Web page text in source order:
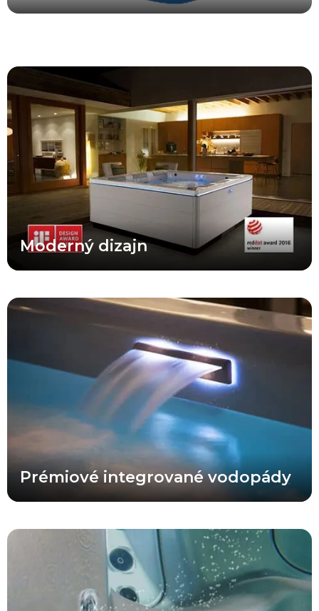
Moderný dizajn
STIL™ sa vyznačuje čistými líniami a moderným dizajnovým
štýlom, aký dnes nenájdete v žiadnej inej vírivke na trhu. Jej
nenápadná elegancia skrášli každý domov, no rovnako prirodzene
zapadne aj do najvýnimočnejších moderných architektonických a
záhradných projektov. STIL™ je závanom čerstvého vzduchu pre
váš domov aj vašu relaxáciu.
Prémiové integrované vodopády
Nič nedotvára atmosféru relaxácie vo vírivke tak ako pokojný a
upokojujúci vodopád. Upokojujúce zvuky padajúcej vody nám
pripomínajú nádherné tropické kaskády a v priebehu niekoľkých
sekúnd vás prenesú na toto pokojné miesto.
Vaše vyhradené filtračné čerpadlo je nastavené tak, aby
zabezpečovalo maximálnu účinnosť filtračného systému a počas
dňa niekoľkokrát prečerpalo všetku vodu vo vírivke. Okrem toho
pracuje vyhradené filtračné čerpadlo oveľa tichšie a efektívnejšie
než systémy, ktoré na filtráciu využívajú masážne čerpadlo.